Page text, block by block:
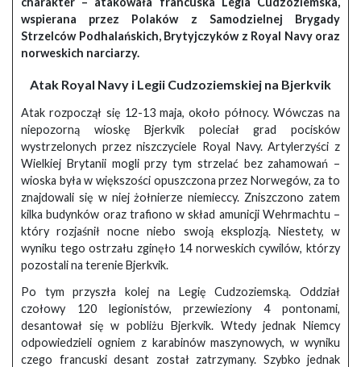
wspierana przez Polaków z Samodzielnej Brygady
Strzelców Podhalańskich, Brytyjczyków z Royal Navy oraz
norweskich narciarzy.
Atak Royal Navy i Legii Cudzoziemskiej na Bjerkvik
Atak rozpoczął się 12-13 maja, około północy. Wówczas na
niepozorną wioskę Bjerkvik poleciał grad pocisków
wystrzelonych przez niszczyciele Royal Navy. Artylerzyści z
Wielkiej Brytanii mogli przy tym strzelać bez zahamowań –
wioska była w większości opuszczona przez Norwegów, za to
znajdowali się w niej żołnierze niemieccy. Zniszczono zatem
kilka budynków oraz trafiono w skład amunicji Wehrmachtu –
który rozjaśnił nocne niebo swoją eksplozją. Niestety, w
wyniku tego ostrzału zginęło 14 norweskich cywilów, którzy
pozostali na terenie Bjerkvik.
Po tym przyszła kolej na Legię Cudzoziemską. Oddział
czołowy 120 legionistów, przewieziony 4 pontonami,
desantował się w pobliżu Bjerkvik. Wtedy jednak Niemcy
odpowiedzieli ogniem z karabinów maszynowych, w wyniku
czego francuski desant został zatrzymany. Szybko jednak